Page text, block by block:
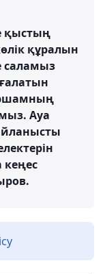
қыстың
құралын
саламыз
Ауа
кеңес